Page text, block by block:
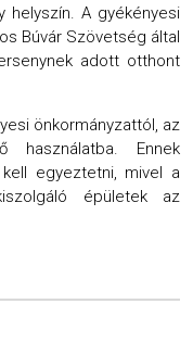
helyszín. A gyékényesi
Búvár Szövetség által
adott otthont
önkormányzattól, az
használatba. Ennek
egyeztetni, mivel a
épületek az